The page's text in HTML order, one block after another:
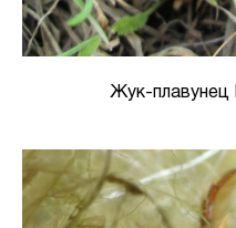
Жук-плавунец